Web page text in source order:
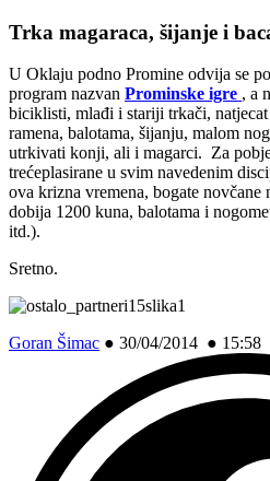
Trka magaraca, šijanje i
U Oklaju podno Promine odvija se
program nazvan Prominske igre , a
biciklisti, mlađi i stariji trkači, natjecat
ramena, balotama, šijanju, malom
utrkivati konji, ali i magarci. Za
trećeplasirane u svim navedenim
ova krizna vremena, bogate novčane
dobija 1200 kuna, balotama i
itd.).
Sretno.
Goran Šimac ● 30/04/2014 ● 15:58